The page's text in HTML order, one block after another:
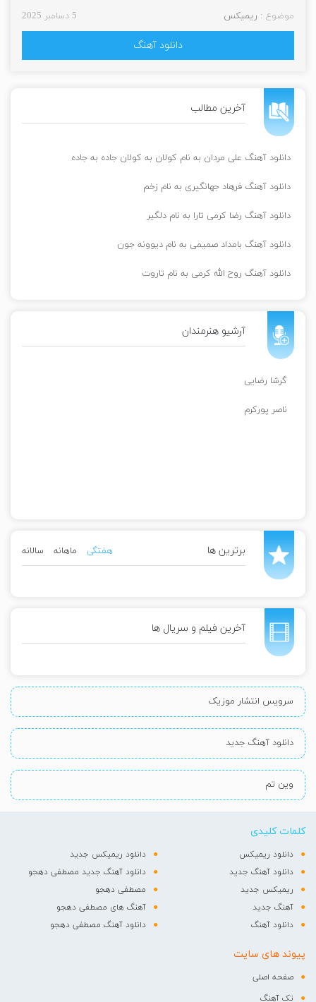
آخرین مطالب
دانلود آهنگ علی مردان به نام کولان به کولان جاده به جاده
دانلود آهنگ فرهاد جهانگیری به نام زخم
دانلود آهنگ رضا کرمی تارا به نام دلگیر
دانلود آهنگ بامداد صمیمی به نام دیوونه جون
دانلود آهنگ روح الله کرمی به نام تاروت
آرشیو هنرمندان
گرشا رضایی
ناصر پورکرم
برترین ها هفتگی ماهانه سالانه
آخرین فیلم و سریال ها
سرویس انتشار موزیک
دانلود آهنگ جدید
وین تم
موضوع : ریمیکس 5 دسامبر 2025
دانلود آهنگ
کلمات کلیدی
دانلود ریمیکس
دانلود ریمیکس جدید
دانلود آهنگ جدید
دانلود آهنگ جدید مصطفی دهجو
ریمیکس جدید
مصطفی دهجو
آهنگ جدید
آهنگ های مصطفی دهجو
دانلود آهنگ
دانلود آهنگ مصطفی دهجو
پیوند های سایت
صفحه اصلی
تک آهنگ